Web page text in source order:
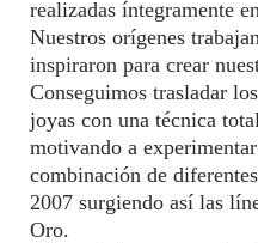
realizadas íntegramente
Nuestros orígenes
inspiraron para crear
Conseguimos trasladar
joyas con una técnica
motivando a
combinación de
2007 surgiendo así las
Oro.